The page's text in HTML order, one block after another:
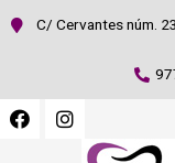
C/ Cervantes núm.